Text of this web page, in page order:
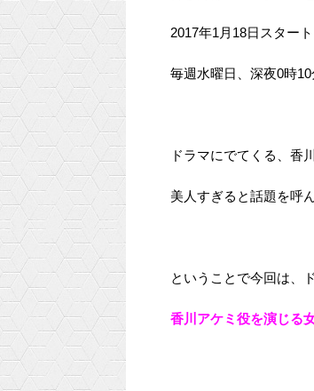
2017年1月18日スタート
毎週水曜日、深夜0時
ドラマにでてくる、香
美人すぎると話題を呼
ということで今回は、
香川アケミ役を演じる